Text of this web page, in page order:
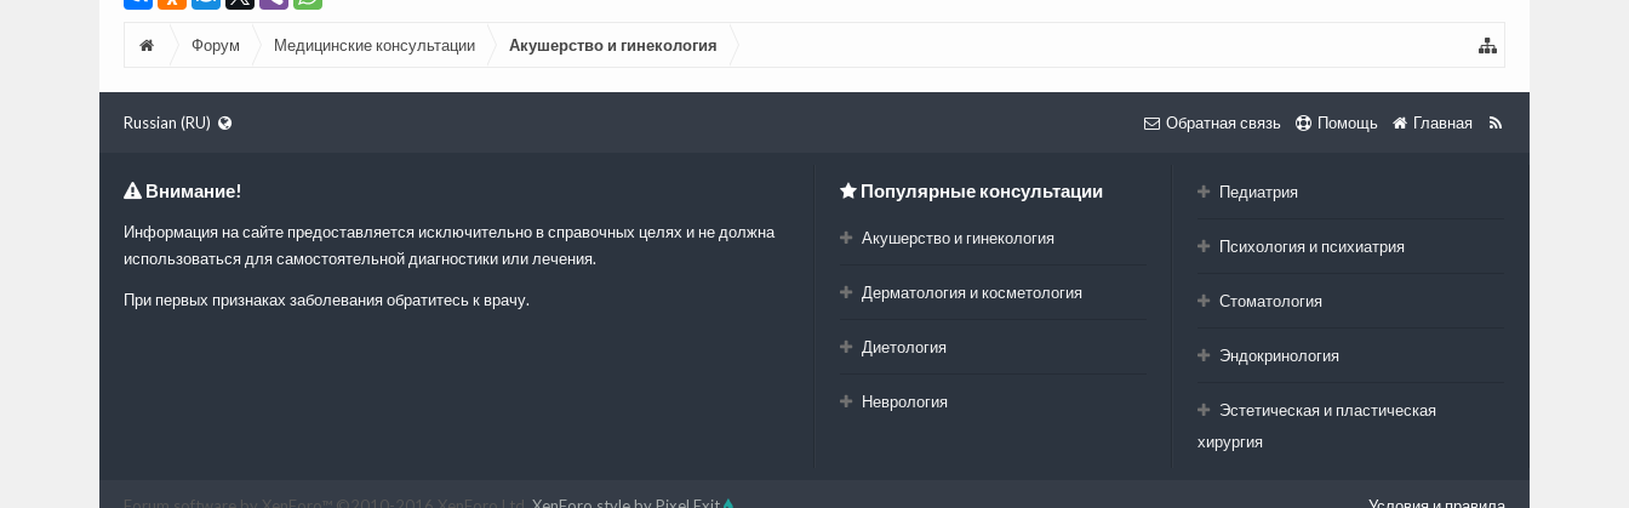
Форум Медицинские консультации Акушерство и гинекология
Russian (RU) Обратная связь Помощь Главная
Внимание!
Информация на сайте предоставляется исключительно в справочных целях и не должна
использоваться для самостоятельной диагностики или лечения.
При первых признаках заболевания обратитесь к врачу.
Популярные консультации
Акушерство и гинекология
Дерматология и косметология
Диетология
Неврология
Педиатрия
Психология и психиатрия
Стоматология
Эндокринология
Эстетическая и пластическая
хирургия